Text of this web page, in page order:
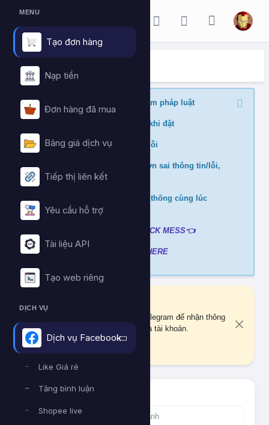
MENU
Tạo đơn hàng
Nạp tiền
Đơn hàng đã mua
Bảng giá dịch vụ
Tiếp thị liên kết
Yêu cầu hỗ trợ
Tài liệu API
Tạo web riêng
DỊCH VỤ
Dịch vụ Facebook
Like Giá rẻ
Tăng bình luận
Shopee live
ĐẶT HÀNG DỊCH VỤ
Trang chủ Đặt hàng dịch vụ
Nghiêm cấm buff nội dung vi phạm pháp luật
Kiểm tra min/max quantity trước khi đặt
Đảm bảo link chính xác để tránh lỗi
Không hỗ trợ và hoàn tiền nếu đơn sai thông tin/lỗi,
cài đè đơn
Không xử lý nếu mua ở nhiều hệ thống cùng lúc
tránh hao hụt số dư
CLICK MESS👈
Xem video hướng dẫn CLICK HERE
Bạn chưa liên kết tài khoản Telegram để nhận thông
báo quan trọng về đơn hàng và tài khoản.
Tìm nhanh dịch vụ